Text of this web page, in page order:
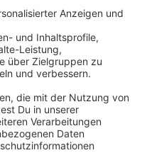
Schutz vor
die Täter oft
konnte in
In einigen
Wohnungseinbruch
liegt bisher bei